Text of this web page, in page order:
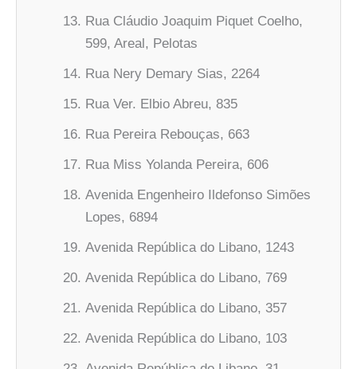
Rua Cláudio Joaquim Piquet Coelho,
599, Areal, Pelotas
Rua Nery Demary Sias, 2264
Rua Ver. Elbio Abreu, 835
Rua Pereira Rebouças, 663
Rua Miss Yolanda Pereira, 606
Avenida Engenheiro Ildefonso Simões
Lopes, 6894
Avenida República do Libano, 1243
Avenida República do Libano, 769
Avenida República do Libano, 357
Avenida República do Libano, 103